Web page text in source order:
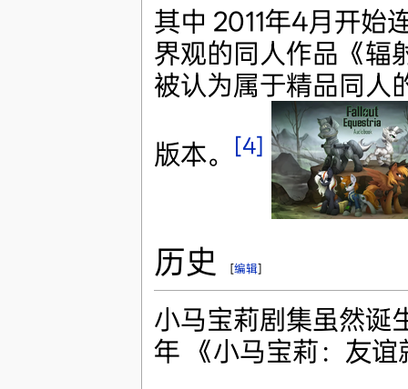
其中 2011年4月开始
界观的同人作品《辐
被认为属于精品同人
版本。 [4]
历史 [编辑]
小马宝莉剧集虽然诞
年 《小马宝莉：友